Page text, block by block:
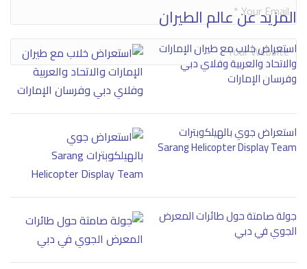
المزيد عن عالم الطيران
استعراض خلاب مع طيران الإمارات
والاتحاد والعربية وفلاي دبي
وفرسان الإمارات
استعراض جوي بالهيلكوبترات
Sarang Helicopter Display Team
جولة صامتة حول طائرات المعرض
الجوي في دبي